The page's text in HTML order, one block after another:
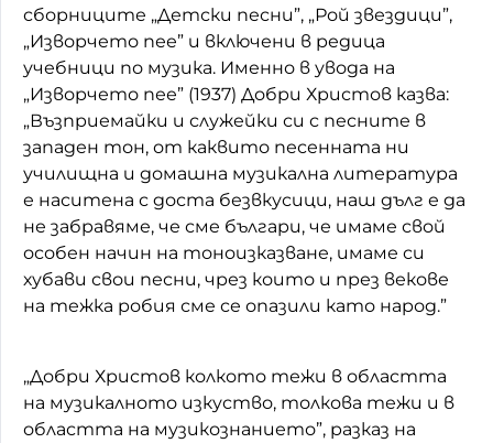
сборниците „Детски песни”, „Рой звездици”,
„Изворчето пее” и включени в редица
учебници по музика. Именно в увода на
„Изворчето пее” (1937) Добри Христов казва:
„Възприемайки и служейки си с песните в
западен тон, от каквито песенната ни
училищна и домашна музикална литература
е наситена с доста безвкусици, наш дълг е да
не забравяме, че сме българи, че имаме свой
особен начин на тоноизказване, имаме си
хубави свои песни, чрез които и през векове
на тежка робия сме се опазили като народ.”
„Добри Христов колкото тежи в областта
на музикалното изкуство, толкова тежи и в
областта на музикознанието”, разказ на